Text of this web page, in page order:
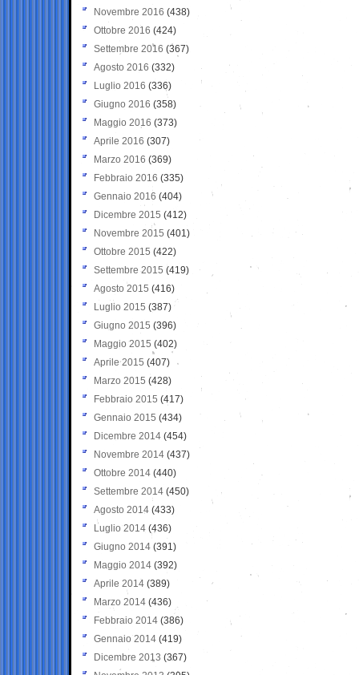
Novembre 2016 (438)
Ottobre 2016 (424)
Settembre 2016 (367)
Agosto 2016 (332)
Luglio 2016 (336)
Giugno 2016 (358)
Maggio 2016 (373)
Aprile 2016 (307)
Marzo 2016 (369)
Febbraio 2016 (335)
Gennaio 2016 (404)
Dicembre 2015 (412)
Novembre 2015 (401)
Ottobre 2015 (422)
Settembre 2015 (419)
Agosto 2015 (416)
Luglio 2015 (387)
Giugno 2015 (396)
Maggio 2015 (402)
Aprile 2015 (407)
Marzo 2015 (428)
Febbraio 2015 (417)
Gennaio 2015 (434)
Dicembre 2014 (454)
Novembre 2014 (437)
Ottobre 2014 (440)
Settembre 2014 (450)
Agosto 2014 (433)
Luglio 2014 (436)
Giugno 2014 (391)
Maggio 2014 (392)
Aprile 2014 (389)
Marzo 2014 (436)
Febbraio 2014 (386)
Gennaio 2014 (419)
Dicembre 2013 (367)